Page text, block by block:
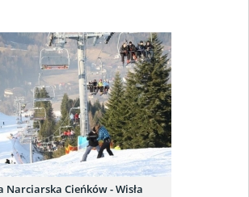
Narciarska Cieńków - Wisła